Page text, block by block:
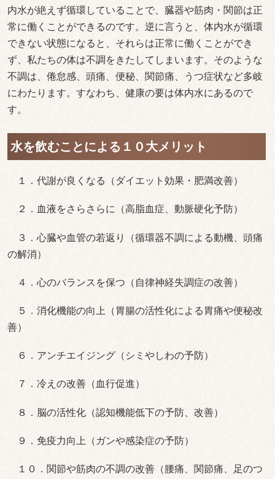
内水が絶えず循環していることで、臓器や筋肉・関節は正
常に働くことができるのです。逆に言うと、体内水が循環
できない状態になると、それらは正常に働くことができ
ず、私たちの体は不調をきたしてしまいます。そのような
不調は、倦怠感、頭痛、便秘、関節痛、うつ症状など多岐
にわたります。すなわち、健康の要は体内水にあるので
す。
水を飲むことによる１０大メリット
１．代謝が良くなる（ダイエット効果・肥満改善）
２．血液をさらさらに（高脂血症、動脈硬化予防）
３．心臓や血管の若返り（循環器不調による動機、頭痛
の解消）
４．心のバランスを保つ（自律神経失調症の改善）
５．消化機能の向上（胃腸の活性化による胃痛や便秘改
善）
６．アンチエイジング（シミやしわの予防）
７．冷えの改善（血行促進）
８．脳の活性化（認知機能低下の予防、改善）
９．免疫力向上（ガンや感染症の予防）
１０．関節や筋肉の不調の改善（腰痛、関節痛、足のつ